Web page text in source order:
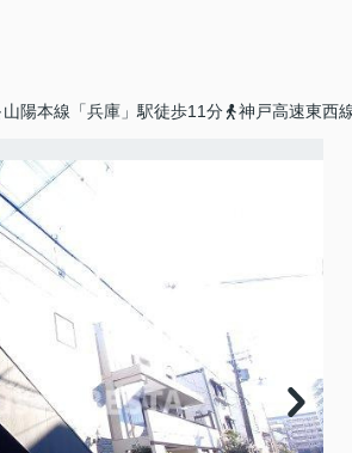
山陽本線「兵庫」駅徒歩11分 神戸高速東西